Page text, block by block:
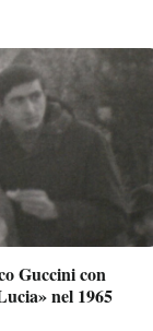
Guccini con
nel 1965